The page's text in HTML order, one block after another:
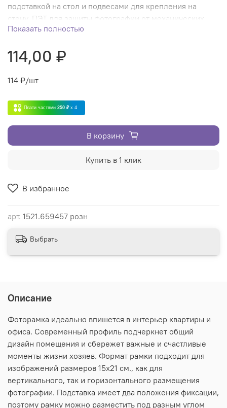
В избранное
арт. 1521.659457 розн
подставкой на стол и подвесами для крепления на
стену. ПЭТ для защиты фотографии от механических
повреждений.
Показать полностью
114,00 ₽
114 ₽/шт
Плати частями 250 ₽ x 4
В корзину
Купить в 1 клик
Выбрать
Описание
Фоторамка идеально впишется в интерьер квартиры и
офиса. Современный профиль подчеркнет общий
дизайн помещения и сбережет важные и счастливые
моменты жизни хозяев. Формат рамки подходит для
изображений размеров 15х21 см., как для
вертикального, так и горизонтального размещения
фотографии. Подставка имеет два положения фиксации,
поэтому рамку можно разместить под разным углом